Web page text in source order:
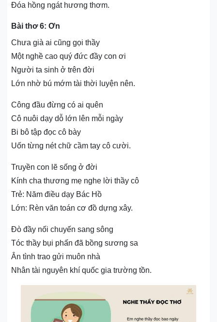
Đóa hồng ngát hương thơm.
Bài thơ 6: Ơn
Chưa già ai cũng gọi thầy
Một nghề cao quý đức đầy con ơi
Người ta sinh ở trên đời
Lớn nhờ bú mớm tài thời luyện nên.
Công đầu đừng có ai quên
Cô nuôi dạy dỗ lớn lên mỗi ngày
Bi bô tập đọc cô bày
Uốn từng nét chữ cầm tay cô cười.
Truyền con lẽ sống ở đời
Kính cha thương mẹ nghe lời thầy cô
Trẻ: Năm điều dạy Bác Hồ
Lớn: Rèn văn toán cơ đồ dựng xây.
Đò đầy nối chuyến sang sông
Tóc thầy bụi phấn đã bồng sương sa
Ân tình trao gửi muôn nhà
Nhân tài nguyên khí quốc gia trường tồn.